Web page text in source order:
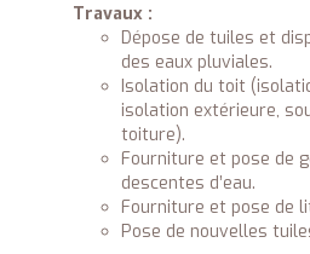
Travaux :
Dépose de tuiles et
des eaux pluviales.
Isolation du toit
isolation extérieure,
toiture).
Fourniture et pose de
descentes d’eau.
Fourniture et pose de
Pose de nouvelles